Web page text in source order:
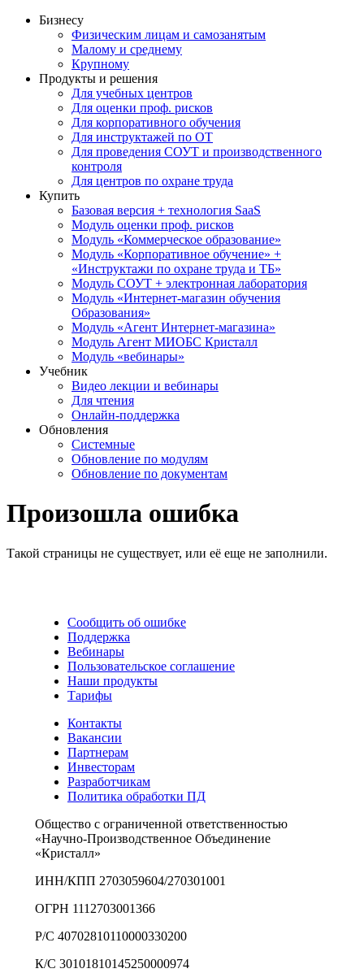
Бизнесу
Физическим лицам и самозанятым
Малому и среднему
Крупному
Продукты и решения
Для учебных центров
Для оценки проф. рисков
Для корпоративного обучения
Для инструктажей по ОТ
Для проведения СОУТ и производственного
контроля
Для центров по охране труда
Купить
Базовая версия + технология SaaS
Модуль оценки проф. рисков
Модуль «Коммерческое образование»
Модуль «Корпоративное обучение» +
«Инструктажи по охране труда и ТБ»
Модуль СОУТ + электронная лаборатория
Модуль «Интернет-магазин обучения
Образования»
Модуль «Агент Интернет-магазина»
Модуль Агент МИОБС Кристалл
Модуль «вебинары»
Учебник
Видео лекции и вебинары
Для чтения
Онлайн-поддержка
Обновления
Системные
Обновление по модулям
Обновление по документам
Произошла ошибка
Такой страницы не существует, или её еще не заполнили.
Сообщить об ошибке
Поддержка
Вебинары
Пользовательское соглашение
Наши продукты
Тарифы
Контакты
Вакансии
Партнерам
Инвесторам
Разработчикам
Политика обработки ПД
Общество с ограниченной ответственностью
«Научно-Производственное Объединение
«Кристалл»
ИНН/КПП 2703059604/270301001
ОГРН 1112703001366
Р/С 40702810110000330200
К/С 30101810145250000974